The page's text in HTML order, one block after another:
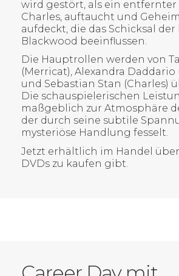
wird gestört, als ein entfernter
Charles, auftaucht und
aufdeckt, die das Schicksal der
Blackwood beeinflussen.
Die Hauptrollen werden von
(Merricat), Alexandra Daddario
und Sebastian Stan (Charles)
Die schauspielerischen
maßgeblich zur Atmosphäre
der durch seine subtile
mysteriöse Handlung fesselt.
Jetzt erhältlich im Handel
DVDs zu kaufen gibt.